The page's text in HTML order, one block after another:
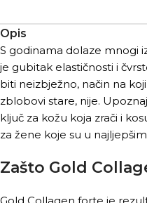
Opis
S godinama dolaze mnogi
je gubitak elastičnosti i
biti neizbježno, način na
zblobovi stare, nije.
ključ za kožu koja zrači i
za žene koje su u
Zašto Gold